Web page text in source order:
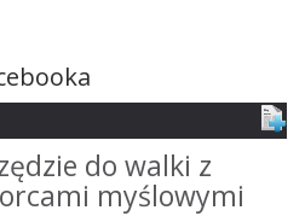
do walki z
myślowymi